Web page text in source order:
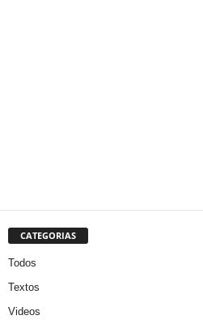
CATEGORIAS
Todos
Textos
Videos